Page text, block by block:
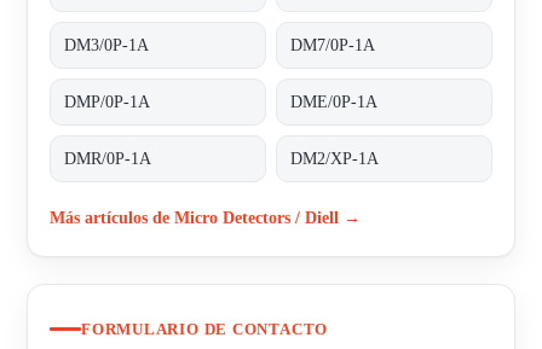
DM3/0P-1A DM7/0P-1A
DMP/0P-1A DME/0P-1A
DMR/0P-1A DM2/XP-1A
Más artículos de Micro Detectors / Diell →
FORMULARIO DE CONTACTO